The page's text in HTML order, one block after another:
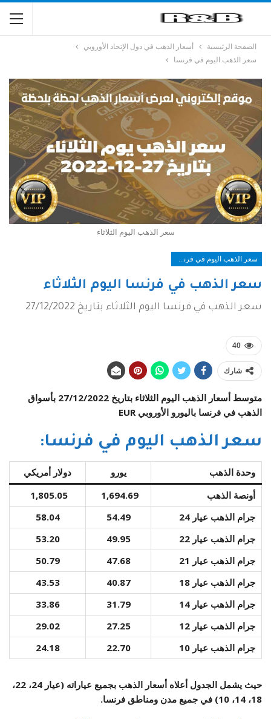
الصفحة الرئيسية
أسعار الذهب في دول الإتحاد الأوروبي
سعر الذهب اليوم في فرنسا
سعر الذهب اليوم الثلاثاء
سعر الذهب في فرنسا اليوم الثلاثاء
سعر الذهب في فرنسا اليوم الثلاثاء بتاريخ 27/12/2022
40
شارك
متوسط أسعار الذهب اليوم الثلاثاء بتاريخ 27/12/2022 بأسواق
الذهب في فرنسا باليورو الأوروبي EUR
سعر الذهب اليوم في فرنسا:
وحدة الذهب يورو
دولار أمريكي
أونصة الذهب
1,694.69
1,805.05
جرام الذهب عيار 24
54.49
58.04
جرام الذهب عيار 22
49.95
53.20
جرام الذهب عيار 21
47.68
50.79
جرام الذهب عيار 18
40.87
43.53
جرام الذهب عيار 14
31.79
33.86
جرام الذهب عيار 12
27.25
29.02
جرام الذهب عيار 10
22.70
24.18
حيث يشمل الجدول أعلاه أسعار الذهب بجميع عياراته (عيار 24، 22،
18، 14، 10) في جميع مدن ومناطق فرنسا.